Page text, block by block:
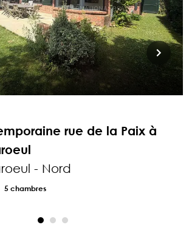
rue de la Paix à
- Nord
5 chambres